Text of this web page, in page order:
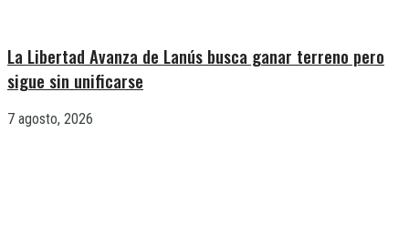
La Libertad Avanza de Lanús busca ganar terreno pero
sigue sin unificarse
7 agosto, 2026